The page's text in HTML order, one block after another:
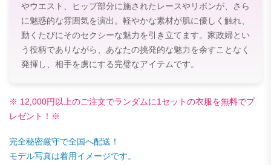
やウエスト、ヒップ部分に施されたレースやリボンが、さら
に魅惑的な雰囲気を演出。軽やかな素材が肌に優しく触れ、
動くたびにそのセクシーな魅力を引き立てます。家政婦とい
う役柄でありながら、あなたの挑発的な魅力を余すことなく
発揮し、相手を虜にする完璧なアイテムです。
※ 12,000円以上のご注文でランダムに1セットの衣服を無料でプ
レゼント！※
完全秘密厳守で全国へ配送！
モデル写真は着用イメージです。